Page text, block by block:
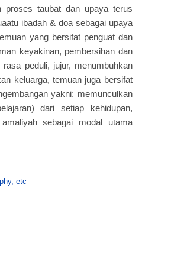
proses taubat dan upaya terus
ibadah & doa sebagai upaya
yang bersifat penguat dan
keyakinan, pembersihan dan
peduli, jujur, menumbuhkan
keluarga, temuan juga bersifat
yakni: memunculkan
dari setiap kehidupan,
sebagai modal utama
etc